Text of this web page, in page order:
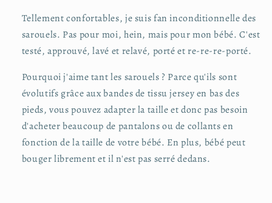
Tellement confortables, je suis fan inconditionnelle des
sarouels. Pas pour moi, hein, mais pour mon bébé. C'est
testé, approuvé, lavé et relavé, porté et re-re-re-porté.
Pourquoi j'aime tant les sarouels ? Parce qu'ils sont
évolutifs grâce aux bandes de tissu jersey en bas des
pieds, vous pouvez adapter la taille et donc pas besoin
d'acheter beaucoup de pantalons ou de collants en
fonction de la taille de votre bébé. En plus, bébé peut
bouger librement et il n'est pas serré dedans.